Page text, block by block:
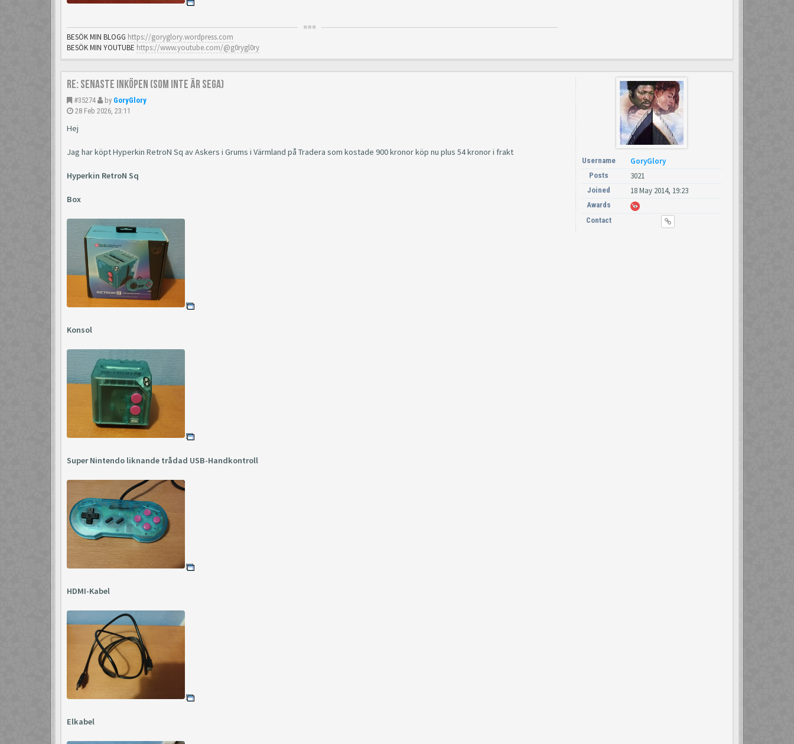
BESÖK MIN BLOGG https://goryglory.wordpress.com
BESÖK MIN YOUTUBE https://www.youtube.com/@g0rygl0ry
Re: Senaste inköpen (som inte är Sega)
#35274 by GoryGlory
28 Feb 2026, 23:11
Hej
Jag har köpt Hyperkin RetroN Sq av Askers i Grums i Värmland på Tradera som kostade 900 kronor köp nu plus 54 kronor i frakt
Hyperkin RetroN Sq
Box
Konsol
Super Nintendo liknande trådad USB-Handkontroll
HDMI-Kabel
Elkabel
Username GoryGlory
Posts 3021
Joined 18 May 2014, 19:23
Awards
Contact